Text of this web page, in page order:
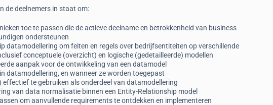
de deelnemers in staat om:
toe te passen die de actieve deelname en betrokkenheid van business
ondersteunen
datamodellering om feiten en regels over bedrijfsentiteiten op verschillende
conceptuele (overzicht) en logische (gedetailleerde) modellen
aanpak voor de ontwikkeling van een datamodel
datamodellering, en wanneer ze worden toegepast
effectief te gebruiken als onderdeel van datamodellering
van data normalisatie binnen een Entity-Relationship model
om aanvullende requirements te ontdekken en implementeren